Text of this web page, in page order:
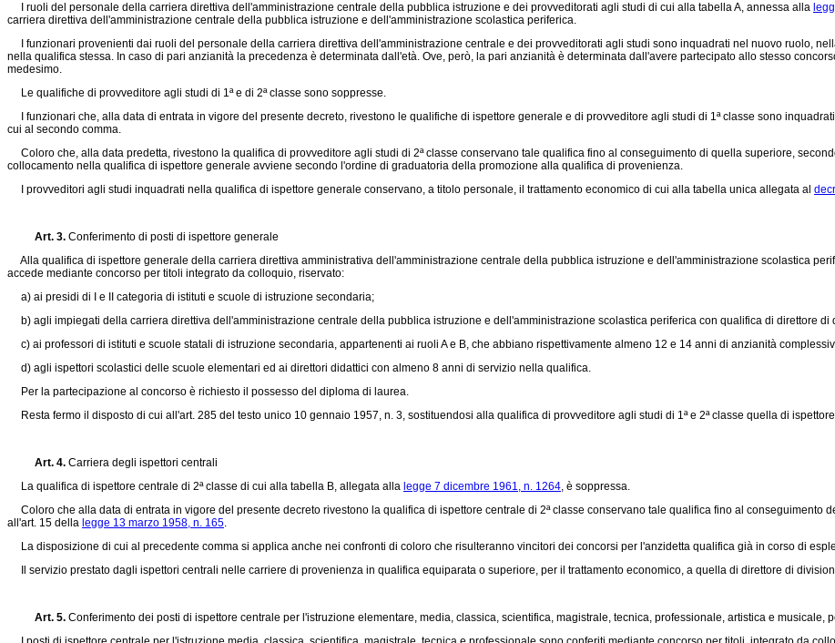
I ruoli del personale della carriera direttiva dell'amministrazione centrale della pubblica istruzione e dei provveditorati agli studi di cui alla tabella A, annessa alla
carriera direttiva dell'amministrazione centrale della pubblica istruzione e dell'amministrazione scolastica periferica.
I funzionari provenienti dai ruoli del personale della carriera direttiva dell'amministrazione centrale e dei provveditorati agli studi sono inquadrati nel nuovo ruolo,
nella qualifica stessa. In caso di pari anzianità la precedenza è determinata dall'età. Ove, però, la pari anzianità è determinata dall'avere partecipato allo stesso
medesimo.
Le qualifiche di provveditore agli studi di 1ª e di 2ª classe sono soppresse.
I funzionari che, alla data di entrata in vigore del presente decreto, rivestono le qualifiche di ispettore generale e di provveditore agli studi di 1ª classe sono
cui al secondo comma.
Coloro che, alla data predetta, rivestono la qualifica di provveditore agli studi di 2ª classe conservano tale qualifica fino al conseguimento di quella superiore,
collocamento nella qualifica di ispettore generale avviene secondo l'ordine di graduatoria della promozione alla qualifica di provenienza.
I provveditori agli studi inquadrati nella qualifica di ispettore generale conservano, a titolo personale, il trattamento economico di cui alla tabella unica allegata al
Art. 3. Conferimento di posti di ispettore generale
Alla qualifica di ispettore generale della carriera direttiva amministrativa dell'amministrazione centrale della pubblica istruzione e dell'amministrazione scolastica
accede mediante concorso per titoli integrato da colloquio, riservato:
a) ai presidi di I e II categoria di istituti e scuole di istruzione secondaria;
b) agli impiegati della carriera direttiva dell'amministrazione centrale della pubblica istruzione e dell'amministrazione scolastica periferica con qualifica di direttore di
c) ai professori di istituti e scuole statali di istruzione secondaria, appartenenti ai ruoli A e B, che abbiano rispettivamente almeno 12 e 14 anni di anzianità
d) agli ispettori scolastici delle scuole elementari ed ai direttori didattici con almeno 8 anni di servizio nella qualifica.
Per la partecipazione al concorso è richiesto il possesso del diploma di laurea.
Resta fermo il disposto di cui all'art. 285 del testo unico 10 gennaio 1957, n. 3, sostituendosi alla qualifica di provveditore agli studi di 1ª e 2ª classe quella di
Art. 4. Carriera degli ispettori centrali
La qualifica di ispettore centrale di 2ª classe di cui alla tabella B, allegata alla legge 7 dicembre 1961, n. 1264, è soppressa.
Coloro che alla data di entrata in vigore del presente decreto rivestono la qualifica di ispettore centrale di 2ª classe conservano tale qualifica fino al conseguimento
all'art. 15 della legge 13 marzo 1958, n. 165.
La disposizione di cui al precedente comma si applica anche nei confronti di coloro che risulteranno vincitori dei concorsi per l'anzidetta qualifica già in corso di
Il servizio prestato dagli ispettori centrali nelle carriere di provenienza in qualifica equiparata o superiore, per il trattamento economico, a quella di direttore di
Art. 5. Conferimento dei posti di ispettore centrale per l'istruzione elementare, media, classica, scientifica, magistrale, tecnica, professionale, artistica e musicale,